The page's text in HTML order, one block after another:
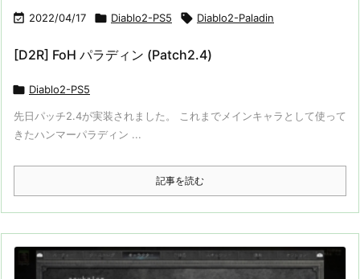
 2022/04/17  Diablo2-PS5  Diablo2-Paladin
[D2R] FoH パラディン (Patch2.4)
 Diablo2-PS5
先日パッチ2.4が実装されました。 これまでメインキャラとして使って
きたハンマーパラディン ...
記事を読む